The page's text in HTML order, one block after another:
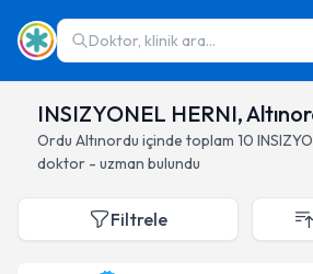
Doktor, klinik ara...
INSIZYONEL HERNI,
Ordu Altınordu içinde toplam 10
doktor - uzman bulundu
Filtrele